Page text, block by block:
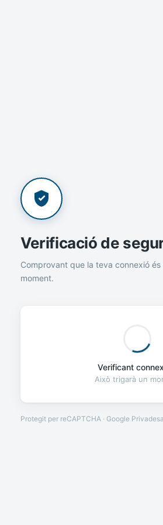
Verificació de
Comprovant que la teva connexió és
moment.
Verificant
Això trigarà un
Protegit per reCAPTCHA · Google Privadesa